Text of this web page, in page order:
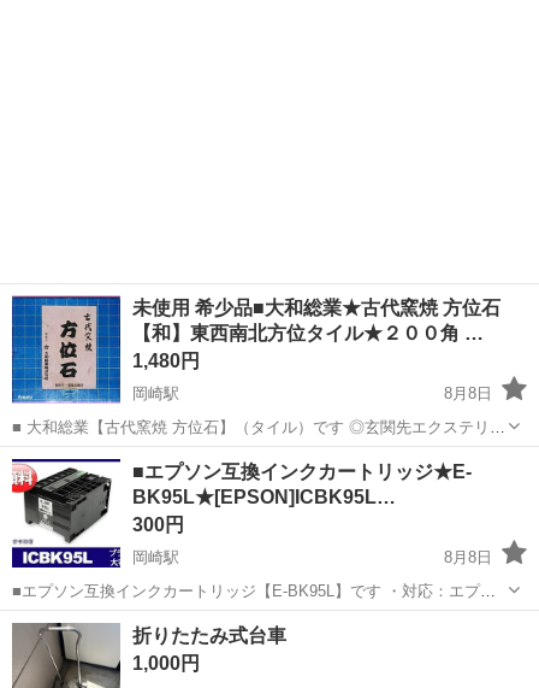
未使用 希少品■大和総業★古代窯焼 方位石
【和】東西南北方位タイル★２００角 …
1,480円
岡崎駅
8月8日
■ 大和総業【古代窯焼 方位石】（タイル）です ◎玄関先エクステリア
やガーデニング・集会所・公園等にお勧めです ●２００角タイルや１
００角タイルと相性が良さそうです ★サイズ ・縦/横：196～197ｍ
ｍ 厚：13...
愛知 岡崎市 岡崎駅 その他 タイル
■エプソン互換インクカートリッジ★E-
BK95L★[EPSON]ICBK95L…
300円
岡崎駅
8月8日
■エプソン互換インクカートリッジ【E-BK95L】です ・対応：エプソ
ンPX-M350/FS350用 ・純正型番：ICBK95L（顔料ブラック大容量）
・純正参考価格：20,691 円 ・カラー：ブラック ・容量：...
愛知 岡崎市 岡崎駅 その他
折りたたみ式台車
1,000円